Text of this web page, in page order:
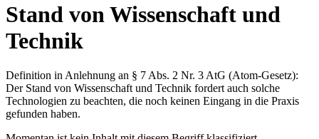
Stand von Wissenschaft und
Technik
Definition in Anlehnung an § 7 Abs. 2 Nr. 3 AtG (Atom-Gesetz):
Der Stand von Wissenschaft und Technik fordert auch solche
Technologien zu beachten, die noch keinen Eingang in die Praxis
gefunden haben.